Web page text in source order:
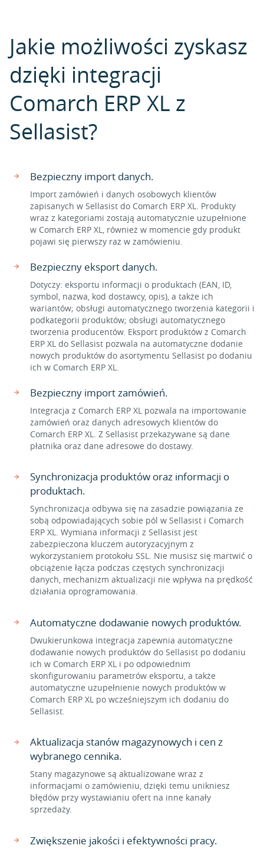
Jakie możliwości zyskasz
dzięki integracji
Comarch ERP XL z
Sellasist?
Bezpieczny import danych.
Import zamówień i danych osobowych klientów
zapisanych w Sellasist do Comarch ERP XL. Produkty
wraz z kategoriami zostają automatycznie uzupełnione
w Comarch ERP XL, również w momencie gdy produkt
pojawi się pierwszy raz w zamówieniu.
Bezpieczny eksport danych.
Dotyczy: eksportu informacji o produktach (EAN, ID,
symbol, nazwa, kod dostawcy, opis), a także ich
wariantów; obsługi automatycznego tworzenia kategorii i
podkategorii produktów; obsługi automatycznego
tworzenia producentów. Eksport produktów z Comarch
ERP XL do Sellasist pozwala na automatyczne dodanie
nowych produktów do asortymentu Sellasist po dodaniu
ich w Comarch ERP XL.
Bezpieczny import zamówień.
Integracja z Comarch ERP XL pozwala na importowanie
zamówień oraz danych adresowych klientów do
Comarch ERP XL. Z Sellasist przekazywane są dane
płatnika oraz dane adresowe do dostawy.
Synchronizacja produktów oraz informacji o
produktach.
Synchronizacja odbywa się na zasadzie powiązania ze
sobą odpowiadających sobie pól w Sellasist i Comarch
ERP XL. Wymiana informacji z Sellasist jest
zabezpieczona kluczem autoryzacyjnym z
wykorzystaniem protokołu SSL. Nie musisz się martwić o
obciążenie łącza podczas częstych synchronizacji
danych, mechanizm aktualizacji nie wpływa na prędkość
działania oprogramowania.
Automatyczne dodawanie nowych produktów.
Dwukierunkowa integracja zapewnia automatyczne
dodawanie nowych produktów do Sellasist po dodaniu
ich w Comarch ERP XL i po odpowiednim
skonfigurowaniu parametrów eksportu, a także
automatyczne uzupełnienie nowych produktów w
Comarch ERP XL po wcześniejszym ich dodaniu do
Sellasist.
Aktualizacja stanów magazynowych i cen z
wybranego cennika.
Stany magazynowe są aktualizowane wraz z
informacjami o zamówieniu, dzięki temu unikniesz
błędów przy wystawianiu ofert na inne kanały
sprzedaży.
Zwiększenie jakości i efektywności pracy.